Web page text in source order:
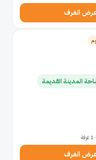
الغرف
الغرف